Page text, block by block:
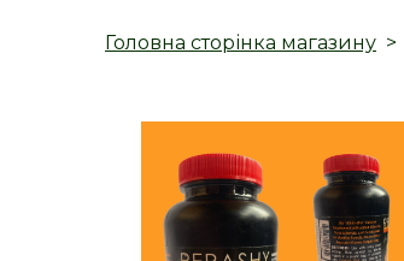
Головна сторінка магазину